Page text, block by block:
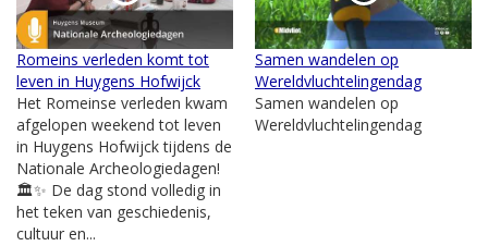
Romeins verleden komt tot
leven in Huygens Hofwijck
Het Romeinse verleden kwam
afgelopen weekend tot leven
in Huygens Hofwijck tijdens de
Nationale Archeologiedagen!
🏛️✨ De dag stond volledig in
het teken van geschiedenis,
cultuur en...
Samen wandelen op
Wereldvluchtelingendag
Samen wandelen op
Wereldvluchtelingendag